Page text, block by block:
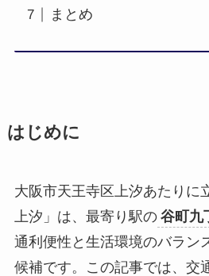
まとめ
はじめに
大阪市天王寺区上汐あたりに
上汐」は、最寄り駅の 谷町九
通利便性と生活環境のバラン
候補です。この記事では、交